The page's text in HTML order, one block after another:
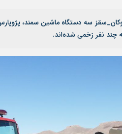
چند نفر زخمی شده‌اند.